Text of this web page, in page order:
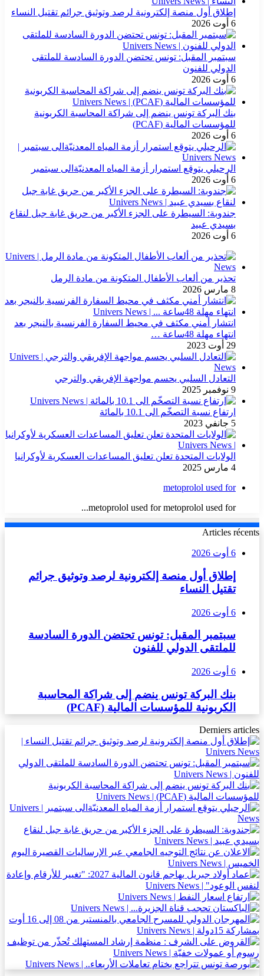
إطلاق أول منصة إلكترونية لرصد وتوثيق جرائم تقتيل النساء
6 أوت 2026
سبتمبر المقبل: تونس تحتضن الدورة السادسة للملتقى
الدولي للفنون
6 أوت 2026
بنك البركة تونس ينضم إلى شراكة المحاسبة الكربونية
للمؤسسات المالية (PCAF)
6 أوت 2026
الرحيلي يتوقع استمرار أزمة المياه المعدنيّةالى سبتمبر
6 أوت 2026
جندوبة: السيطرة على الجزء الأكبر من حريق غابة جبل لنقاع
بسيدي عبيد
6 أوت 2026
تحذير من ألعاب الأطفال المتكونة من مادة الرمل
8 مارس 2026
انتشار أمني مكثف في محيط السفارة الفرنسية بالنيجر بعد
انتهاء مهلة 48ساعة …
29 أوت 2023
التعادل السلبي يحسم مواجهة الإفريقي والترجي
9 نوفمبر 2025
ارتفاع نسبة التصخّم الى 10.1 بالمائة
5 جانفي 2023
الولايات المتحدة تعلن تعليق المساعدات العسكرية لأوكرانيا
4 مارس 2025
metoprolol used for
metoprolol used for metoprolol used for...
Articles récents
6 أوت 2026
إطلاق أول منصة إلكترونية لرصد وتوثيق جرائم
تقتيل النساء
6 أوت 2026
سبتمبر المقبل: تونس تحتضن الدورة السادسة
للملتقى الدولي للفنون
6 أوت 2026
بنك البركة تونس ينضم إلى شراكة المحاسبة
الكربونية للمؤسسات المالية (PCAF)
Derniers articles